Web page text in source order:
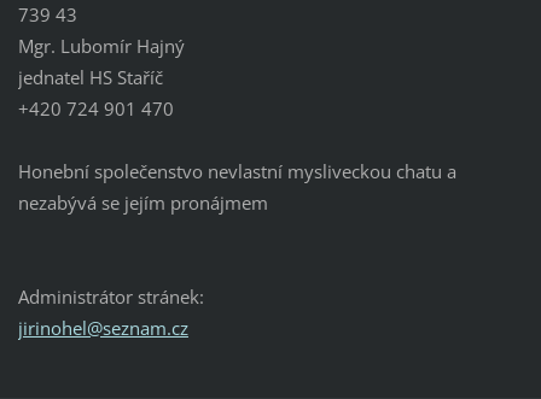
739 43
Mgr. Lubomír Hajný
jednatel HS Staříč
+420 724 901 470
Honební společenstvo nevlastní mysliveckou chatu a
nezabývá se jejím pronájmem
Administrátor stránek:
jirinohel@seznam.cz